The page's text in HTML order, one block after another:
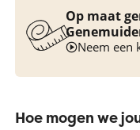
Op maat
Neem een
Hoe mogen we